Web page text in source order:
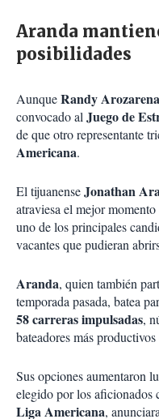
Aranda
posibilidades
AunqueRandy Arozarena
convocado alJuego de
de que otro representante
Americana.
El tijuanenseJonathan
atraviesa el mejor
uno de los principales
vacantes que pudieran
Aranda, quien también
temporada pasada, batea
58 carreras impulsadas,
bateadores más
Sus opciones aumentaron
elegido por los aficionados
Liga Americana,